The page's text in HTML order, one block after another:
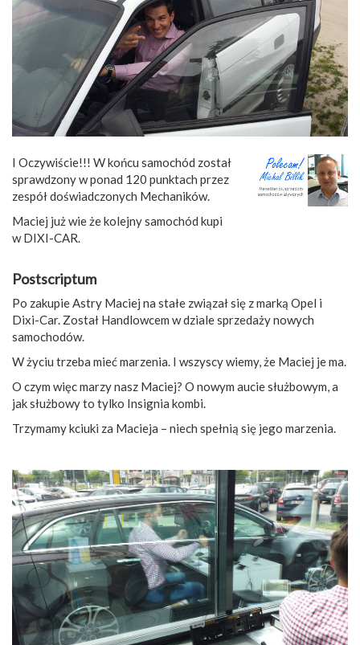
I Oczywiście!!! W końcu samochód został
sprawdzony w ponad 120 punktach przez
zespół doświadczonych Mechaników.
Maciej już wie że kolejny samochód kupi
w DIXI-CAR.
Postscriptum
Po zakupie Astry Maciej na stałe związał się z marką Opel i
Dixi-Car. Został Handlowcem w dziale sprzedaży nowych
samochodów.
W życiu trzeba mieć marzenia. I wszyscy wiemy, że Maciej je ma.
O czym więc marzy nasz Maciej? O nowym aucie służbowym, a
jak służbowy to tylko Insignia kombi.
Trzymamy kciuki za Macieja – niech spełnią się jego marzenia.